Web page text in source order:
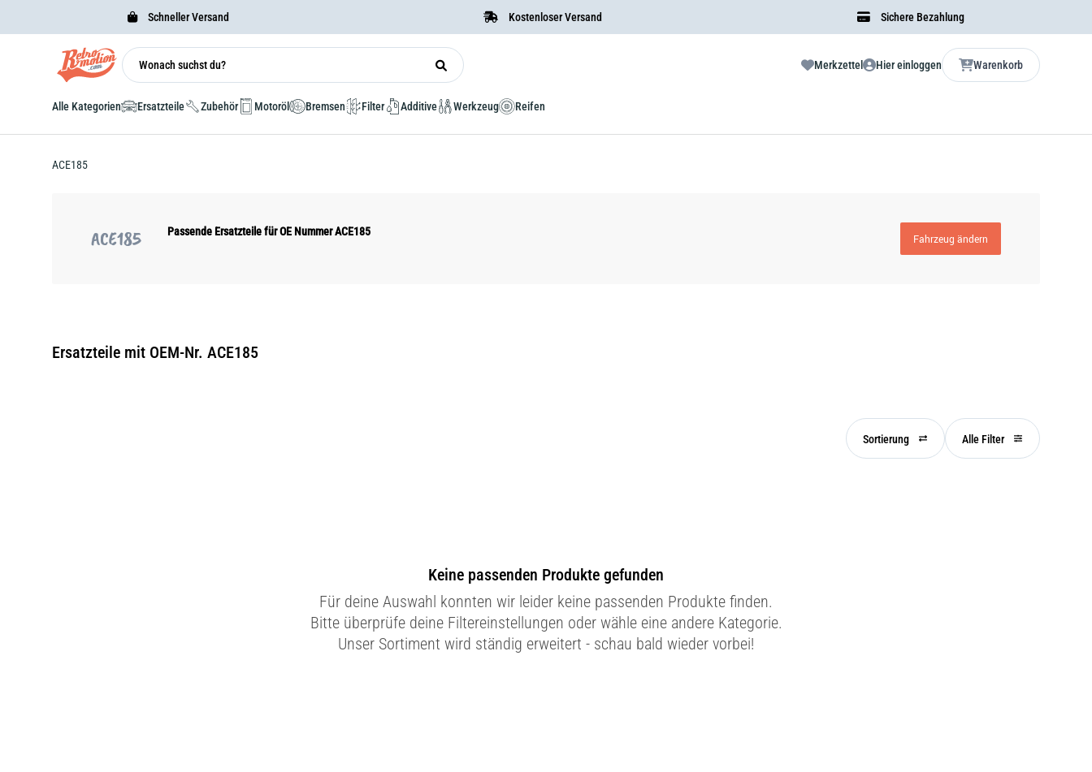
Schneller Versand Kostenloser Versand Sichere Bezahlung
Merkzettel Hier einloggen Warenkorb
Alle Kategorien Ersatzteile Zubehör Motoröl Bremsen Filter Additive Werkzeug Reifen
ACE185
ACE185 Passende Ersatzteile für OE Nummer ACE185
Fahrzeug ändern
Ersatzteile mit OEM-Nr. ACE185
Sortierung Alle Filter
Keine passenden Produkte gefunden
Für deine Auswahl konnten wir leider keine passenden Produkte finden.
Bitte überprüfe deine Filtereinstellungen oder wähle eine andere Kategorie.
Unser Sortiment wird ständig erweitert - schau bald wieder vorbei!